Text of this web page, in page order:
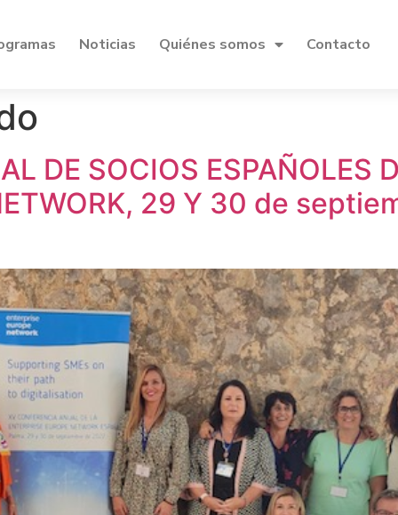
Noticias Quiénes somos Contacto
DE SOCIOS ESPAÑOLES
29 Y 30 de